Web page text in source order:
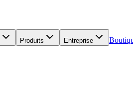
Produits Entreprise